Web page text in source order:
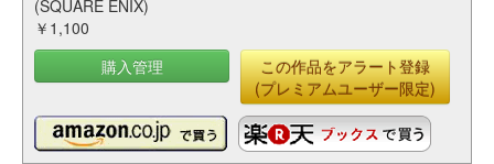
(SQUARE ENIX)
￥1,100
購入管理
この作品をアラート登録
(プレミアムユーザー限定)